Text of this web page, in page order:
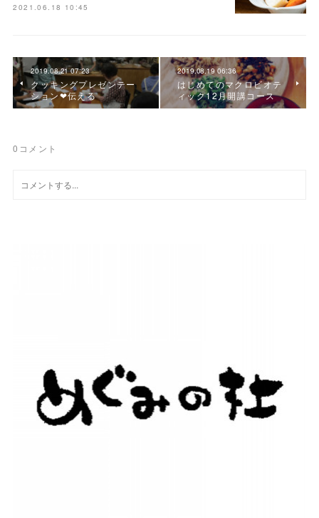
2021.06.18 10:45
2019.08.21 07:23
クッキングプレゼンテー
ション❤伝える
2019.08.19 06:36
はじめてのマクロビオテ
ィック12月開講コース
0 コメント